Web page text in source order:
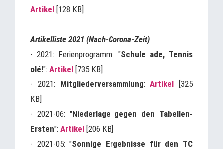
Artikel [128 KB]
Artikelliste 2021 (Nach-Corona-Zeit)
- 2021: Ferienprogramm: "Schule ade, Tennis
olé!": Artikel [735 KB]
- 2021: Mitgliederversammlung:Artikel [325
KB]
- 2021-06: "Niederlage gegen den Tabellen-
Ersten": Artikel [206 KB]
- 2021-05: "Sonnige Ergebnisse für den TC